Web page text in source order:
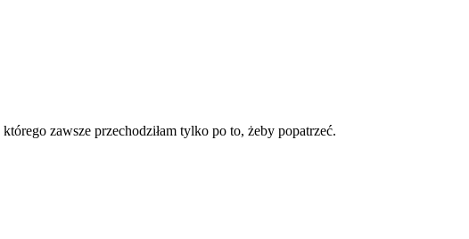
zawsze przechodziłam tylko po to, żeby popatrzeć.